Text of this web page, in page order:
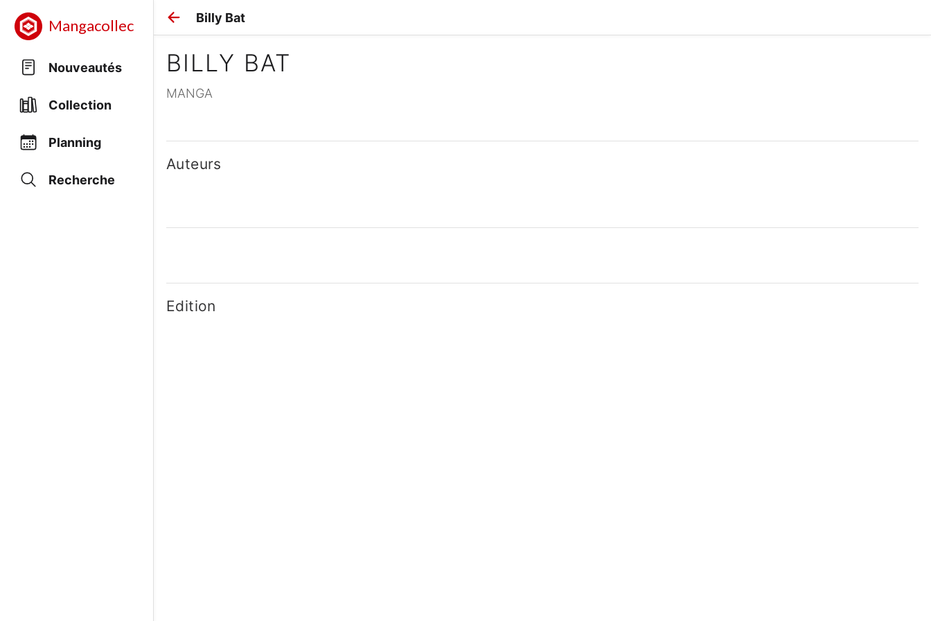
Mangacollec
Nouveautés
Collection
Planning
Recherche
Billy Bat
BILLY BAT
MANGA
Auteurs
Edition